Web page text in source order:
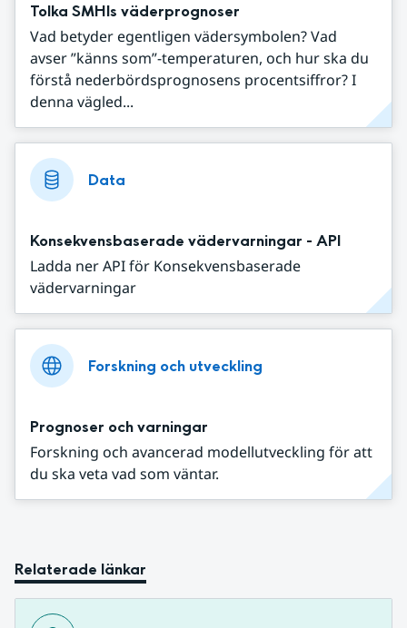
Tolka SMHIs väderprognoser
Vad betyder egentligen vädersymbolen? Vad
avser ”känns som”-temperaturen, och hur ska du
förstå nederbördsprognosens procentsiffror? I
denna vägled...
Data
Konsekvensbaserade vädervarningar - API
Ladda ner API för Konsekvensbaserade
vädervarningar
Forskning och utveckling
Prognoser och varningar
Forskning och avancerad modellutveckling för att
du ska veta vad som väntar.
Relaterade länkar